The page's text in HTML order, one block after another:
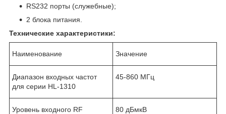
RS232 порты (служебные);
2 блока питания.
Технические характеристики:
Наименование Значение
Диапазон входных частот
для серии HL-1310
45-860 МГц
Уровень входного RF
80 дБмкВ